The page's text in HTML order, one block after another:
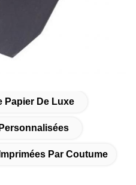
Papier De Luxe
Par Coutume